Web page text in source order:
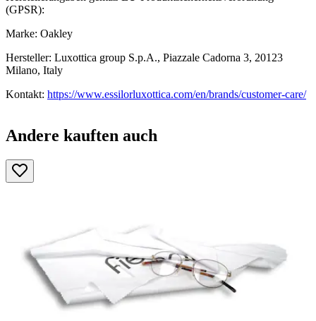
(GPSR):
Marke: Oakley
Hersteller: Luxottica group S.p.A., Piazzale Cadorna 3, 20123
Milano, Italy
Kontakt: https://www.essilorluxottica.com/en/brands/customer-care/
Andere kauften auch